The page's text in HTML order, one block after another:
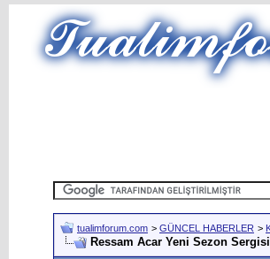
tualimforum.com > GÜNCEL HABERLER >
Ressam Acar Yeni Sezon